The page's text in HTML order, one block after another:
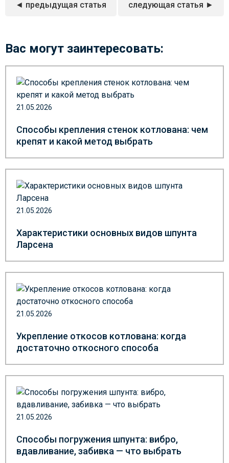
◄ предыдущая статья следующая статья ►
Вас могут заинтересовать:
21.05.2026
Способы крепления стенок котлована: чем
крепят и какой метод выбрать
21.05.2026
Характеристики основных видов шпунта
Ларсена
21.05.2026
Укрепление откосов котлована: когда
достаточно откосного способа
21.05.2026
Способы погружения шпунта: вибро,
вдавливание, забивка — что выбрать